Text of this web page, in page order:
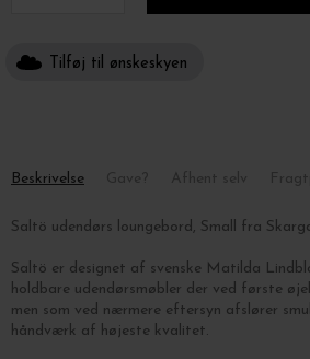
Tilføj til ønskeskyen
Beskrivelse
Saltö udendørs loungebord, Small fra
Saltö er designet af svenske Matilda
holdbare udendørsmøbler der ved første
men som ved nærmere eftersyn afslører
håndværk af højeste kvalitet.